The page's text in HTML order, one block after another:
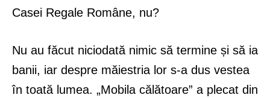
Casei Regale Române, nu?
Nu au făcut niciodată nimic să termine și să ia
banii, iar despre măiestria lor s-a dus vestea
în toată lumea. „Mobila călătoare” a plecat din